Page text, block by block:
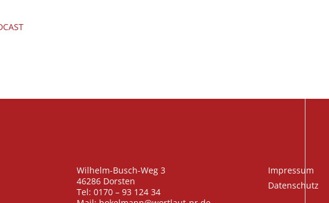
Wilhelm-Busch-Weg 3
46286 Dorsten
Tel: 0170 – 93 124 34
Impressum
Datenschutz